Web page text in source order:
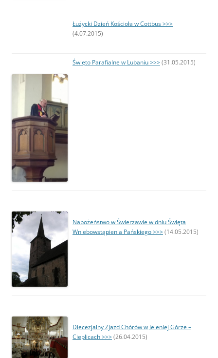
Łużycki Dzień Kościoła w Cottbus >>>
(4.07.2015)
Święto Parafialne w Lubaniu >>>(31.05.2015)
Nabożeństwo w Świerzawie w dniu Święta
Wniebowstąpienia Pańskiego >>>(14.05.2015)
Diecezjalny Zjazd Chórów w Jeleniej Górze –
Cieplicach >>>(26.04.2015)